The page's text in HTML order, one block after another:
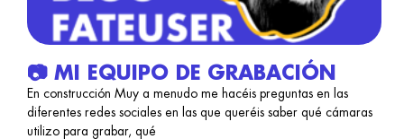
📷 MI EQUIPO DE GRABACIÓN
En construcción Muy a menudo me hacéis preguntas en las
diferentes redes sociales en las que queréis saber qué cámaras
utilizo para grabar, qué